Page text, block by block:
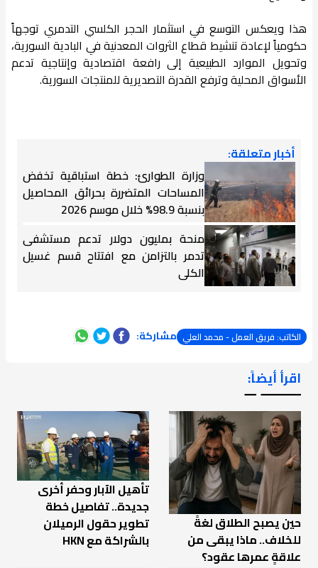
هذا ويعكس التوسع في استثمار الحجر الكلسي التدمري توجهاً
حكومياً لإعادة تنشيط قطاع الثروات المعدنية في البادية السورية،
وتحويل الموارد الطبيعية إلى رافعة اقتصادية وإنتاجية تدعم
الأسواق المحلية وترفع القدرة التصديرية للمنتجات السورية.
أخبار متعلقة:
وزارة الطوارئ: خطة استباقية تخفض
المساحات المتضررة بحرائق المحاصيل
بنسبة 98.9% خلال موسم 2026
منحة بمليون دولار تدعم مستشفى
تدمر بالتزامن مع افتتاح قسم غسيل
الكلى
الكاتب: فريق العمل - محمد العلي مشاركة:
اقرأ أيضاً:
ـــــــ ــ
حين يصبح الطلاق لغةً
للخلاف.. ماذا يبقى من
علاقةٍ عمرها عقود؟
تأهيل الآبار وحفر أخرى
جديدة.. تفاصيل خطة
تطوير حقول الرميلان
بالشراكة مع HKN